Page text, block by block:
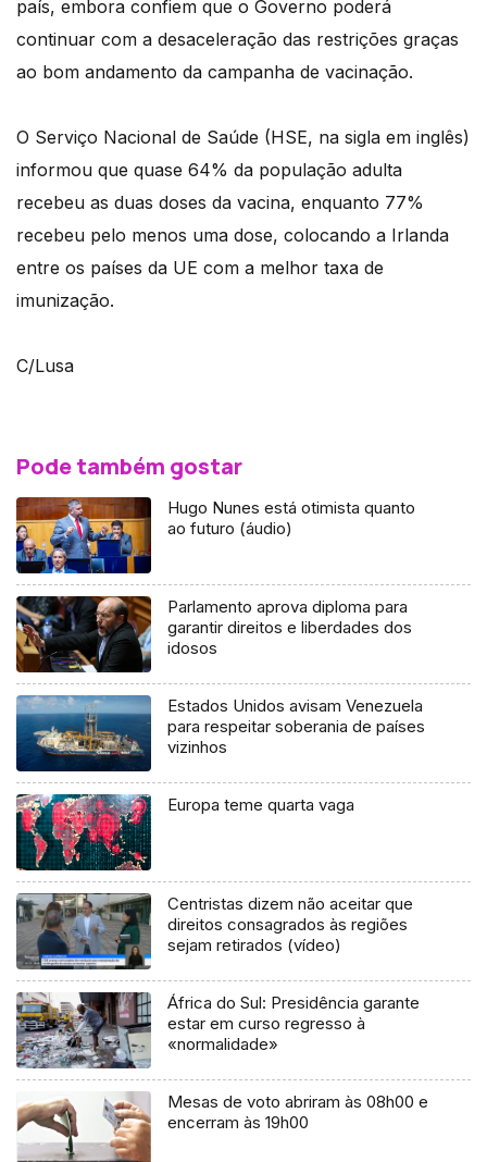
país, embora confiem que o Governo poderá
continuar com a desaceleração das restrições graças
ao bom andamento da campanha de vacinação.
O Serviço Nacional de Saúde (HSE, na sigla em inglês)
informou que quase 64% da população adulta
recebeu as duas doses da vacina, enquanto 77%
recebeu pelo menos uma dose, colocando a Irlanda
entre os países da UE com a melhor taxa de
imunização.
C/Lusa
Pode também gostar
Hugo Nunes está otimista quanto
ao futuro (áudio)
Parlamento aprova diploma para
garantir direitos e liberdades dos
idosos
Estados Unidos avisam Venezuela
para respeitar soberania de países
vizinhos
Europa teme quarta vaga
Centristas dizem não aceitar que
direitos consagrados às regiões
sejam retirados (vídeo)
África do Sul: Presidência garante
estar em curso regresso à
«normalidade»
Mesas de voto abriram às 08h00 e
encerram às 19h00